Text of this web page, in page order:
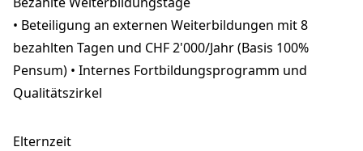
• Beteiligung an externen Weiterbildungen mit 8
bezahlten Tagen und CHF 2'000/Jahr (Basis 100%
Pensum) • Internes Fortbildungsprogramm und
Qualitätszirkel
Elternzeit